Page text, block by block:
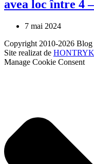
avea loc între 4
7 mai 2024
Copyright 2010-2026 Blog
Site realizat de
Manage Cookie Consent